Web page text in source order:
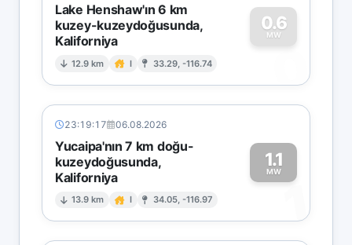
Lake Henshaw'ın 6 km
kuzey-kuzeydoğusunda,
Kaliforniya
12.9 km I 33.29, -116.74
0.6
MW
0
23:19:17 06.08.2026
Yucaipa'nın 7 km doğu-
kuzeydoğusunda,
Kaliforniya
13.9 km I 34.05, -116.97
1.1
MW
1